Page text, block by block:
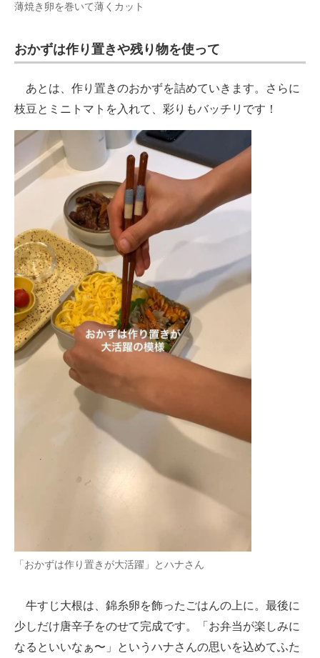
薄焼き卵を巻いて薄くカット
おかずは作り置きや残り物を使って
あとは、作り置きのおかずを詰めていきます。さらに
枝豆とミニトマトを入れて、彩りもバッチリです！
「おかずは作り置きが大活躍」とハナさん
牛すじ大根は、錦糸卵を飾ったごはんの上に。最後に
少しだけ唐辛子をのせて完成です。「お弁当が楽しみに
なるといいなぁ〜」というハナさんの思いを込めてふた